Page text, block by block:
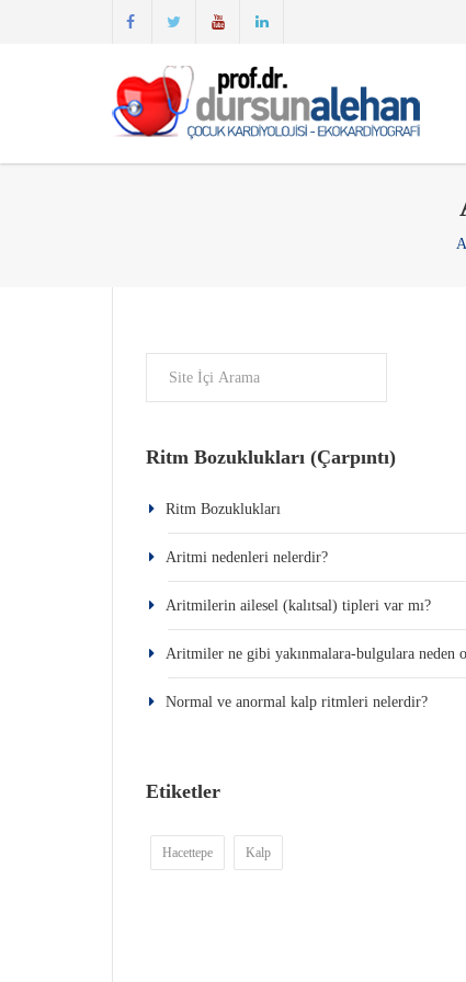
Ritm Bozuklukları (Çarpıntı)
Ritm Bozuklukları
Aritmi nedenleri nelerdir?
Aritmilerin ailesel (kalıtsal) tipleri var mı?
Aritmiler ne gibi yakınmalara-bulgulara neden
Normal ve anormal kalp ritmleri nelerdir?
Etiketler
Hacettepe Kalp